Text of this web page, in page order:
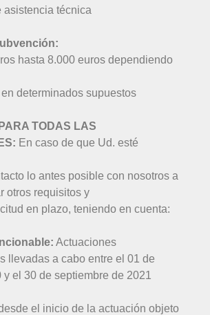
técnica
hasta 8.000 euros dependiendo
determinados supuestos
TODAS LAS
En caso de que Ud. esté
lo antes posible con nosotros a
otros requisitos y
en plazo, teniendo en cuenta:
Actuaciones
llevadas a cabo entre el 01 de
y el 30 de septiembre de 2021
el inicio de la actuación objeto